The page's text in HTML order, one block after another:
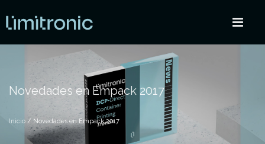
Novedades en Empack 2017
Inicio / Novedades en Empack 2017